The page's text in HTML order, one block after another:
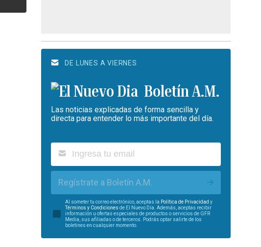
DE LUNES A VIERNES
Boletín A.M.
Las noticias explicadas de forma sencilla y
directa para entender lo más importante del día.
Regístrate a Boletín A.M.
Al someter tu correo electrónico, aceptas la Política de Privacidad y
Términos y Condiciones de El Nuevo Día. Además, aceptas recibir
información u ofertas especiales de productos o servicios de GFR
Media, sus afiliadas o de terceros. Podrás optar salirte de los
boletines en cualquier momento.